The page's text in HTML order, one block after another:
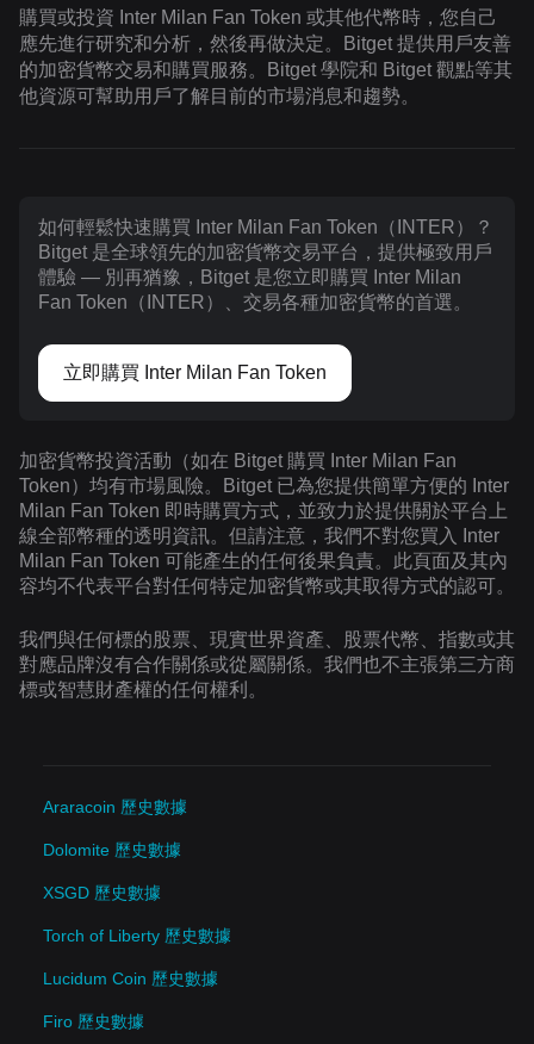
購買或投資 Inter Milan Fan Token 或其他代幣時，您自己
應先進行研究和分析，然後再做決定。Bitget 提供用戶友善
的加密貨幣交易和購買服務。Bitget 學院和 Bitget 觀點等其
他資源可幫助用戶了解目前的市場消息和趨勢。
如何輕鬆快速購買 Inter Milan Fan Token（INTER）？
Bitget 是全球領先的加密貨幣交易平台，提供極致用戶
體驗 — 別再猶豫，Bitget 是您立即購買 Inter Milan
Fan Token（INTER）、交易各種加密貨幣的首選。
立即購買 Inter Milan Fan Token
加密貨幣投資活動（如在 Bitget 購買 Inter Milan Fan
Token）均有市場風險。Bitget 已為您提供簡單方便的 Inter
Milan Fan Token 即時購買方式，並致力於提供關於平台上
線全部幣種的透明資訊。但請注意，我們不對您買入 Inter
Milan Fan Token 可能產生的任何後果負責。此頁面及其內
容均不代表平台對任何特定加密貨幣或其取得方式的認可。
我們與任何標的股票、現實世界資產、股票代幣、指數或其
對應品牌沒有合作關係或從屬關係。我們也不主張第三方商
標或智慧財產權的任何權利。
Araracoin 歷史數據
Dolomite 歷史數據
XSGD 歷史數據
Torch of Liberty 歷史數據
Lucidum Coin 歷史數據
Firo 歷史數據